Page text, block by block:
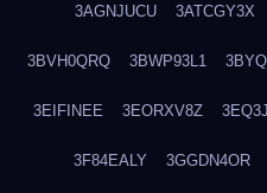
3AGNJUCU 3ATCGY3X
3BVH0QRQ 3BWP93L1
3EIFINEE 3EORXV8Z
3F84EALY 3GGDN4OR